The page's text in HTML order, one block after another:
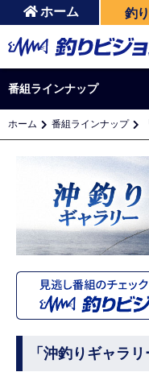
ホーム 釣
番組ラインナップ
ホーム 番組ラインナップ
「沖釣りギャラ